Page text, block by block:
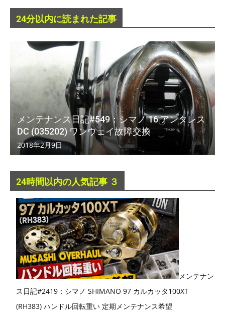
24分以内に読まれた記事
メンテナンス日記#549：シマノ 16 アンタレス
DC (035202) ワンウェイ故障交換
2018年2月9日
24時間以内の人気記事 ３
メンテナン
ス日記#2419：シマノ SHIMANO 97 カルカッタ100XT
(RH383) ハンドル回転重い 定期メンテナンス希望